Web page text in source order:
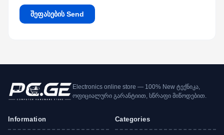
შეფასების Send
Electronics online store — 100% New ტექნიკა,
ოფიციალური გარანტიით, სწრაფი მიწოდებით.
Information Categories